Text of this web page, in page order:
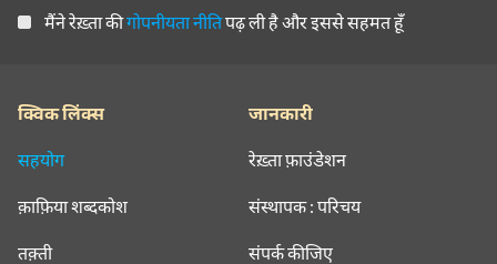
मैंने रेख़्ता कीगोपनीयता नीतिपढ़ ली है और इससे सहमत हूँ
क्विक लिंक्स
सहयोग
क़ाफ़िया शब्दकोश
तक़्ती
जानकारी
रेख़्ता फ़ाउंडेशन
संस्थापक : परिचय
संपर्क कीजिए